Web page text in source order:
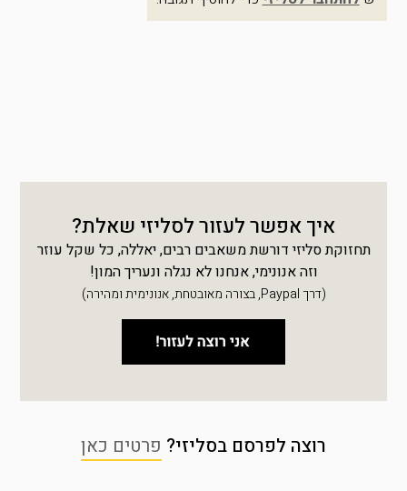
איך אפשר לעזור לסליזי שאלת?
תחזוקת סליזי דורשת משאבים רבים, יאללה, כל שקל עוזר
וזה אנונימי, אנחנו לא נגלה ונעריך המון!
(דרך Paypal, בצורה מאובטחת, אנונימית ומהירה)
רוצה לפרסם בסליזי? פרטים כאן